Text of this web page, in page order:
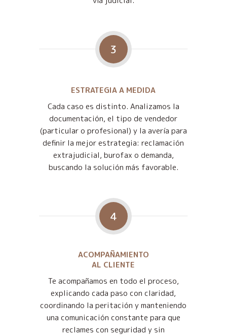
3
ESTRATEGIA A MEDIDA
Cada caso es distinto. Analizamos la
documentación, el tipo de vendedor
(particular o profesional) y la avería para
definir la mejor estrategia: reclamación
extrajudicial, burofax o demanda,
buscando la solución más favorable.
4
ACOMPAÑAMIENTO
AL CLIENTE
Te acompañamos en todo el proceso,
explicando cada paso con claridad,
coordinando la peritación y manteniendo
una comunicación constante para que
reclames con seguridad y sin